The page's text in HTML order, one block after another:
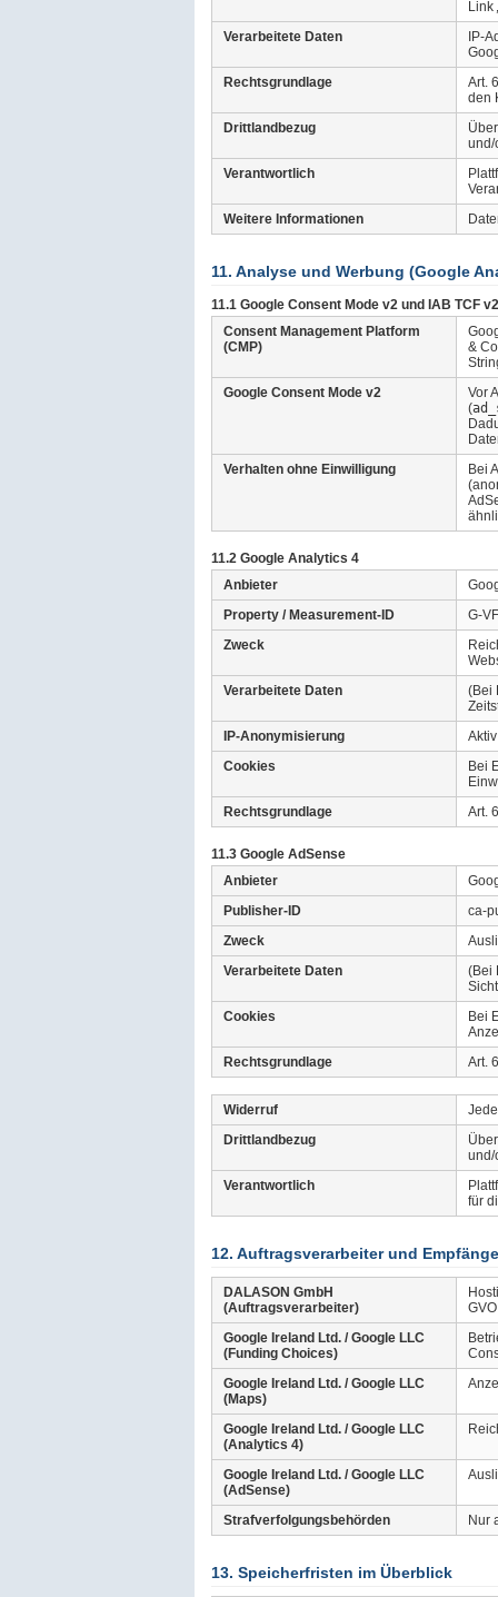
Link
Verarbeitete Daten
IP-
Rechtsgrundlage
Art.
den
Drittlandbezug
und/
Verantwortlich
Weitere Informationen
11. Analyse und Werbung (Google
11.1 Google Consent Mode v2 und IAB TCF
Consent Management Platform
(CMP)
&
Google Consent Mode v2
Vor
(
Verhalten ohne Einwilligung
Bei
11.2 Google Analytics 4
Anbieter
Property / Measurement-ID
G-
Zweck
Verarbeitete Daten
(Bei
IP-Anonymisierung
Cookies
Bei
Rechtsgrundlage
Art.
11.3 Google AdSense
Anbieter
Publisher-ID
ca-
Zweck
Verarbeitete Daten
(Bei
Cookies
Bei
Rechtsgrundlage
Art.
Widerruf
Drittlandbezug
und/
Verantwortlich
für
12. Auftragsverarbeiter und
DALASON GmbH
(Auftragsverarbeiter)
Google Ireland Ltd. / Google LLC
(Funding Choices)
Google Ireland Ltd. / Google LLC
(Maps)
Google Ireland Ltd. / Google LLC
(Analytics 4)
Google Ireland Ltd. / Google LLC
(AdSense)
Strafverfolgungsbehörden Nur
13. Speicherfristen im Überblick